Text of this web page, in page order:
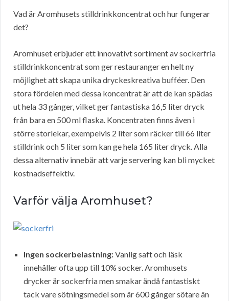
Vad är Aromhusets stilldrinkkoncentrat och hur fungerar
det?
Aromhuset erbjuder ett innovativt sortiment av sockerfria
stilldrinkkoncentrat som ger restauranger en helt ny
möjlighet att skapa unika dryckeskreativa bufféer. Den
stora fördelen med dessa koncentrat är att de kan spädas
ut hela 33 gånger, vilket ger fantastiska 16,5 liter dryck
från bara en 500 ml flaska. Koncentraten finns även i
större storlekar, exempelvis 2 liter som räcker till 66 liter
stilldrink och 5 liter som kan ge hela 165 liter dryck. Alla
dessa alternativ innebär att varje servering kan bli mycket
kostnadseffektiv.
Varför välja Aromhuset?
Ingen sockerbelastning:Vanlig saft och läsk
innehåller ofta upp till 10% socker. Aromhusets
drycker är sockerfria men smakar ändå fantastiskt
tack vare sötningsmedel som är 600 gånger sötare än